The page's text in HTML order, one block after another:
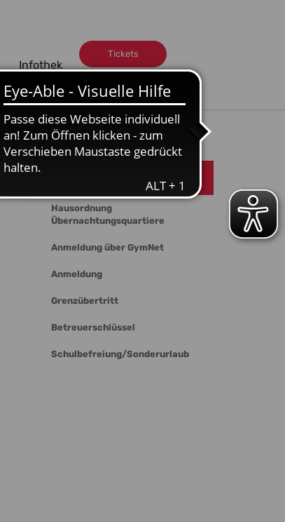
Infothek
Tickets
Volunteers
Hausordnung
Übernachtungsquartiere
Anmeldung über GymNet
Anmeldung
Grenzübertritt
Betreuerschlüssel
Schulbefreiung/Sonderurlaub